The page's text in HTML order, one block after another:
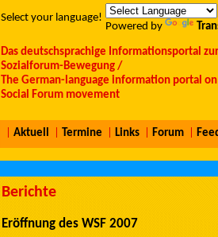
Select your language!
Powered by
Das deutschsprachige Informationsportal
Sozialforum-Bewegung /
The German-language information portal
Social Forum movement
Aktuell Termine Links Forum
Berichte
Eröffnung des WSF 2007